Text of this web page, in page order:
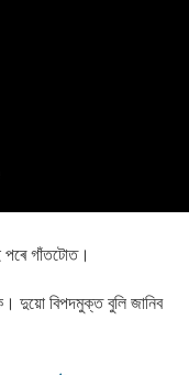
পৰে গাঁতটোত।
দুয়াে বিপদমুক্ত বুলি জানিব